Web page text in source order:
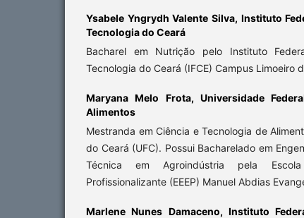
Ysabele Yngrydh Valente Silva, Instituto
Tecnologia do Ceará
Bacharel em Nutrição pelo Instituto
Tecnologia do Ceará (IFCE) Campus Limoeiro
Maryana Melo Frota, Universidade
Alimentos
Mestranda em Ciência e Tecnologia de
do Ceará (UFC). Possui Bacharelado em
Técnica em Agroindústria pela
Profissionalizante (EEEP) Manuel Abdias
Marlene Nunes Damaceno, Instituto